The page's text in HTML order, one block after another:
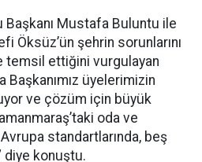
Başkanı Mustafa Buluntu ile
Öksüz’ün şehrin sorunlarını
temsil ettiğini vurgulayan
Başkanımız üyelerimizin
ve çözüm için büyük
oda ve
standartlarında, beş
diye konuştu.